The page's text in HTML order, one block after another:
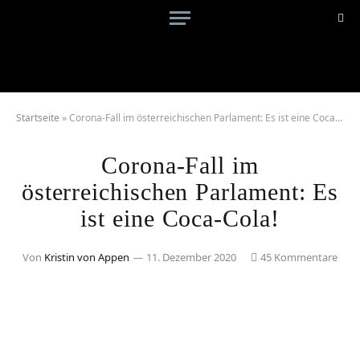
Startseite »Corona-Fall im österreichischen Parlament: Es ist eine Coca-Cola!
Corona-Fall im
österreichischen Parlament: Es
ist eine Coca-Cola!
Von Kristin von Appen 11. Dezember 2020 45 Kommentare